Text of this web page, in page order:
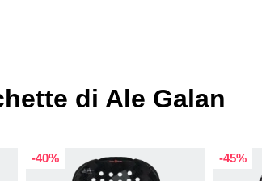
di Ale Galan
-40% -45%